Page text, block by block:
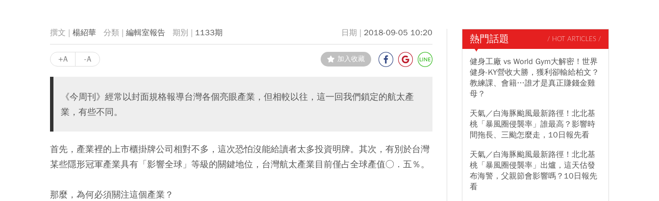
楊紹華 編輯室報告 1133期 2018-09-05 10:20
+A -A 加入收藏
《今周刊》經常以封面規格報導台灣各個亮眼產業，但相較以往，這一回我們鎖定的航太產
業，有些不同。
首先，產業裡的上市櫃掛牌公司相對不多，這次恐怕沒能給讀者太多投資明牌。其次，有別於台灣
某些隱形冠軍產業具有「影響全球」等級的關鍵地位，台灣航太產業目前僅占全球產值○．五％。
那麼，為何必須關注這個產業？
熱門話題 / HOT ARTICLES /
健身工廠 vs World Gym大解密！世界
健身-KY營收大勝，獲利卻輸給柏文？
教練課、會籍…誰才是真正賺錢金雞
母？
天氣／白海豚颱風最新路徑！北北基
桃「暴風圈侵襲率」誰最高？影響時
間拖長、三颱怎麼走，10日報先看
天氣／白海豚颱風最新路徑！北北基
桃「暴風圈侵襲率」出爐，這天估發
布海警，父親節會影響嗎？10日報先
看